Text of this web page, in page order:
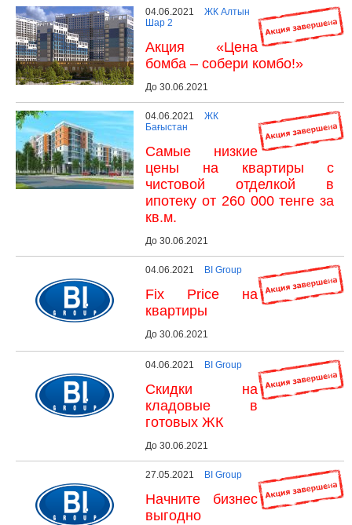
04.06.2021
ЖК Алтын
Шар 2
Акция «Цена
бомба – собери комбо!»
До 30.06.2021
04.06.2021
ЖК
Бағыстан
Самые низкие
цены на квартиры с
чистовой отделкой в
ипотеку от 260 000 тенге за
кв.м.
До 30.06.2021
04.06.2021 BI Group
Fix Price на
квартиры
До 30.06.2021
04.06.2021 BI Group
Скидки на
кладовые в
готовых ЖК
До 30.06.2021
27.05.2021 BI Group
Начните бизнес
выгодно